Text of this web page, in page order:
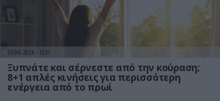
01.08.2026 12:11
Ξυπνάτε και σέρνεστε από την κούραση;
8+1 απλές κινήσεις για περισσότερη
ενέργεια από το πρωί